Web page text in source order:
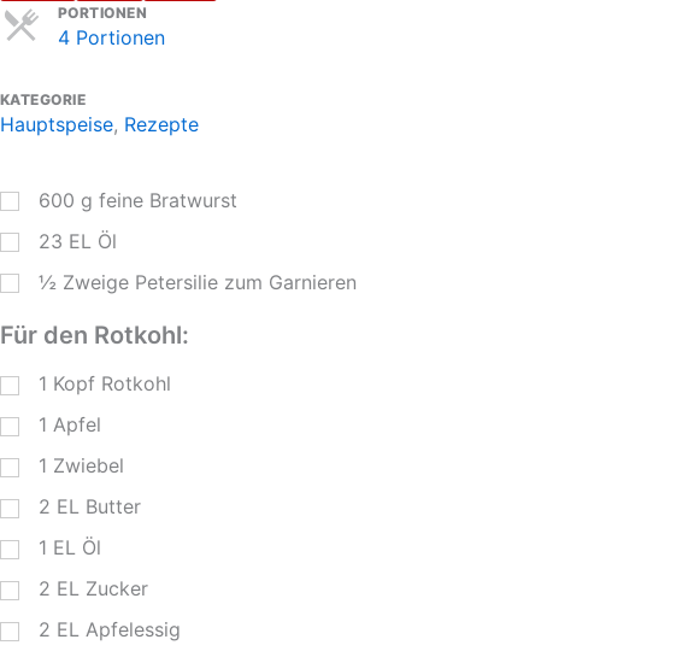
PORTIONEN
4 Portionen
KATEGORIE
Hauptspeise, Rezepte
600 g feine Bratwurst
23 EL Öl
½ Zweige Petersilie zum Garnieren
Für den Rotkohl:
1 Kopf Rotkohl
1 Apfel
1 Zwiebel
2 EL Butter
1 EL Öl
2 EL Zucker
2 EL Apfelessig